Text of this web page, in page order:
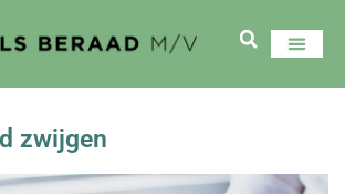
zwijgen